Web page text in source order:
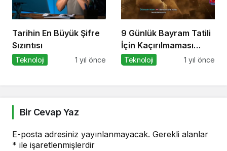
Tarihin En Büyük Şifre
Sızıntısı
Teknoloji 1 yıl önce
9 Günlük Bayram Tatili
İçin Kaçırılmaması
Gereken 8 Oyun
Teknoloji 1 yıl önce
Bir Cevap Yaz
E-posta adresiniz yayınlanmayacak. Gerekli alanlar
* ile işaretlenmişlerdir